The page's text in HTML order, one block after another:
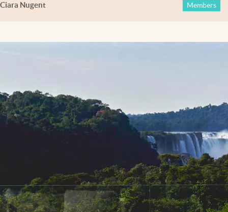
Ciara Nugent Members